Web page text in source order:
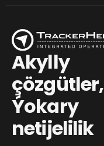
Akylly
çözgütler,
Ýokary
netijelilik